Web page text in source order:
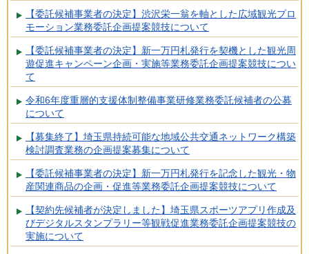
【委託候補事業者の決定】渋沢栄一翁を軸とした広域観光プロ
モーション業務委託企画提案競技について
【委託候補事業者の決定】新一万円札発行を契機とした観光周
遊促進キャンペーン企画・実施等業務委託企画提案競技につい
て
令和6年度重層的支援体制整備事業研修業務委託候補者の公募
について
【募集終了】埼玉県持続可能な地域公共交通ネットワーク構築
検討調査業務の企画提案募集について
【委託候補事業者の決定】新一万円札発行を記念した観光・物
産関連商品の企画・促進等業務委託企画提案競技について
【契約先候補者が決定しました】埼玉県スポーツアプリ作成及
びデジタルスタンプラリー等観戦促進業務委託企画提案競技の
実施について